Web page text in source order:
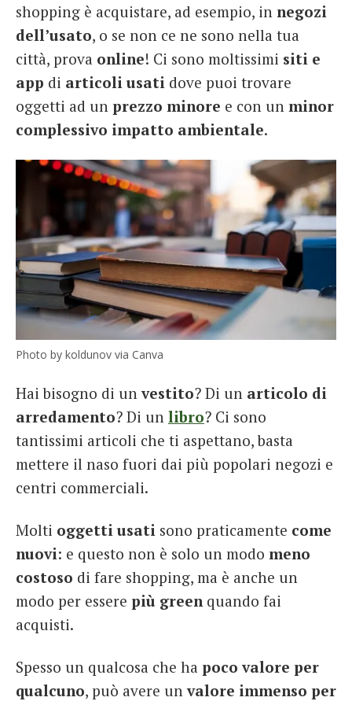
shopping è acquistare, ad esempio, in negozi
dell’usato, o se non ce ne sono nella tua
città, prova online! Ci sono moltissimi siti e
app di articoli usati dove puoi trovare
oggetti ad un prezzo minore e con un minor
complessivo impatto ambientale.
Photo by koldunov via Canva
Hai bisogno di unvestito? Di un articolo di
arredamento? Di un libro? Ci sono
tantissimi articoli che ti aspettano, basta
mettere il naso fuori dai più popolari negozi e
centri commerciali.
Molti oggetti usati sono praticamente come
nuovi: e questo non è solo un modo meno
costoso di fare shopping, ma è anche un
modo per essere più greenquando fai
acquisti.
Spesso un qualcosa che ha poco valore per
qualcuno, può avere unvalore immenso per